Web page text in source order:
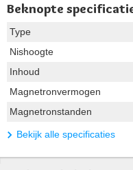
Beknopte
Type
Nishoogte
Inhoud
Magnetronvermogen
Magnetronstanden
Bekijk alle specificaties